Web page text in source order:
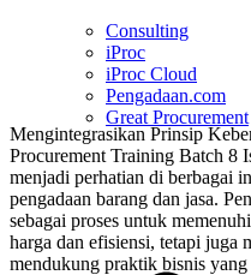
Consulting
iProc
iProc Cloud
Pengadaan.com
Great Procurement
Mengintegrasikan Prinsip
Procurement Training Batch 8
menjadi perhatian di berbagai
pengadaan barang dan jasa.
sebagai proses untuk
harga dan efisiensi, tetapi juga
mendukung praktik bisnis